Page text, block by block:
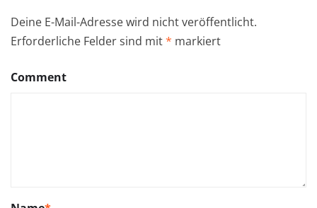
Deine E-Mail-Adresse wird nicht veröffentlicht.
Erforderliche Felder sind mit* markiert
Comment